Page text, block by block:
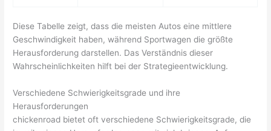
Diese Tabelle zeigt, dass die meisten Autos eine mittlere
Geschwindigkeit haben, während Sportwagen die größte
Herausforderung darstellen. Das Verständnis dieser
Wahrscheinlichkeiten hilft bei der Strategieentwicklung.
Verschiedene Schwierigkeitsgrade und ihre
Herausforderungen
chickenroad bietet oft verschiedene Schwierigkeitsgrade, die